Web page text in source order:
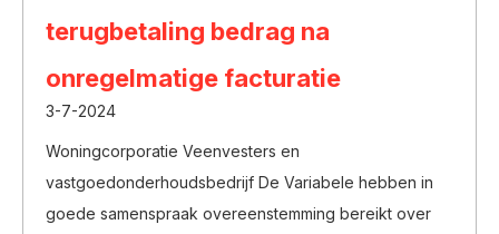
terugbetaling bedrag na
onregelmatige facturatie
3-7-2024
Woningcorporatie Veenvesters en
vastgoedonderhoudsbedrijf De Variabele hebben in
goede samenspraak overeenstemming bereikt over